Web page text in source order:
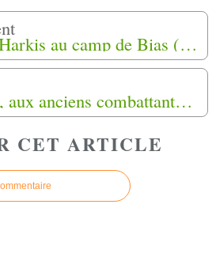
Témoignages de Harkis au camp de Bias (47)
Commémoration, aux anciens combattants Harkis à Louviers (27) le 26 Octobre 2019
CET ARTICLE